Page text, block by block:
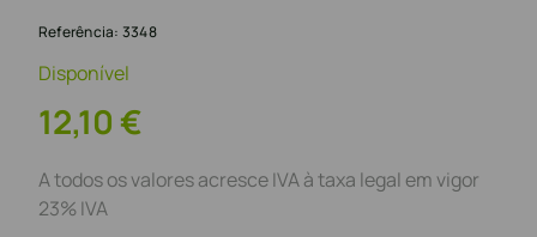
Referência: 3348
Disponível
12,10€
A todos os valores acresce IVA à taxa legal em vigor
23% IVA